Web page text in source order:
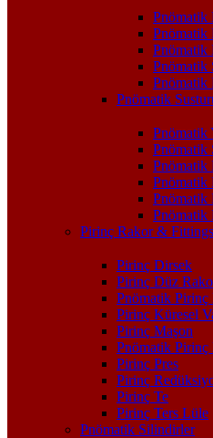
Pnömatik
Pnömatik
Pnömatik
Pnömatik
Pnömatik
Pnömatik
Pnömatik
Pnömatik
Pnömatik
Pnömatik
Pnömatik
Pnömatik
Pirinç Rakor & Fittings
Pirinç Dirsek
Pirinç Düz
Pnömatik Pirinç
Pirinç Küresel
Pirinç Maşon
Pnömatik Pirinç
Pirinç Pres
Pirinç
Pirinç Te
Pirinç Ters Lüle
Pnömatik Silindirler